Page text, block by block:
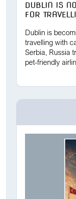
DUBLIN IS
FOR
Dublin is
travelling with
Serbia, Russia
pet-friendly